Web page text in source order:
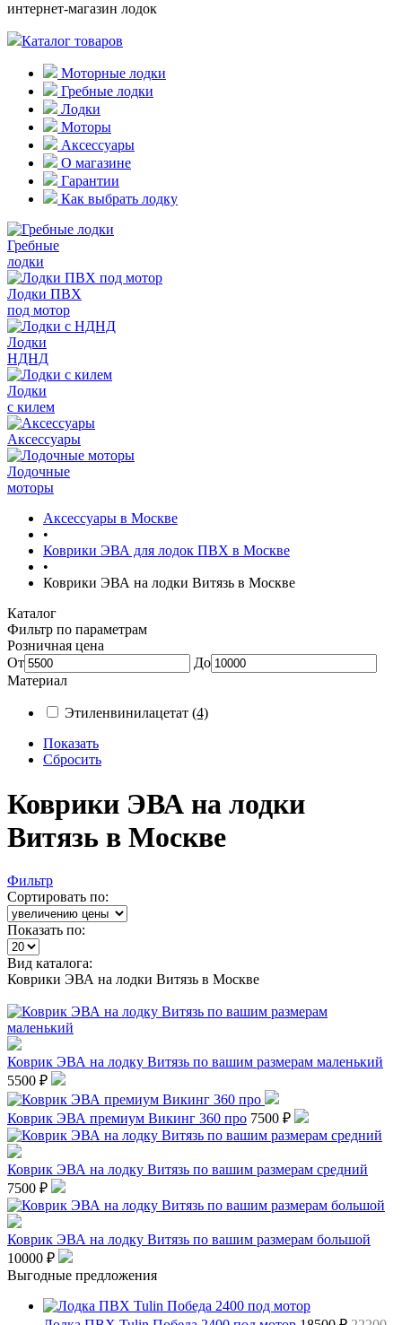
интернет-магазин лодок
Каталог товаров
Моторные лодки
Гребные лодки
Лодки
Моторы
Аксессуары
О магазине
Гарантии
Как выбрать лодку
Гребные
лодки
Лодки ПВХ
под мотор
Лодки
НДНД
Лодки
с килем
Аксессуары
Лодочные
моторы
Аксессуары в Москве
•
Коврики ЭВА для лодок ПВХ в Москве
•
Коврики ЭВА на лодки Витязь в Москве
Каталог
Фильтр по параметрам
Розничная цена
От
До
Материал
Этиленвинилацетат (4)
Показать
Сбросить
Коврики ЭВА на лодки
Витязь в Москве
Фильтр
Сортировать по:
Показать по:
Вид каталога:
Коврики ЭВА на лодки Витязь в Москве
Коврик ЭВА на лодку Витязь по вашим размерам маленький
5500 ₽
Коврик ЭВА премиум Викинг 360 про 7500 ₽
Коврик ЭВА на лодку Витязь по вашим размерам средний
7500 ₽
Коврик ЭВА на лодку Витязь по вашим размерам большой
10000 ₽
Выгодные предложения